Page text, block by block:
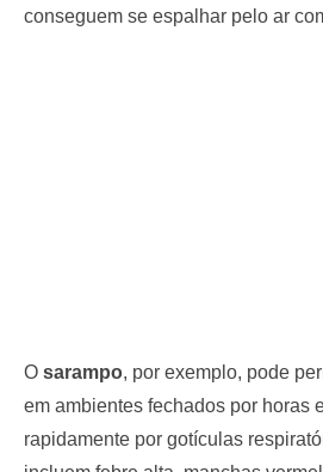
conseguem se espalhar pelo ar
O sarampo, por exemplo, pode
em ambientes fechados por horas
rapidamente por gotículas